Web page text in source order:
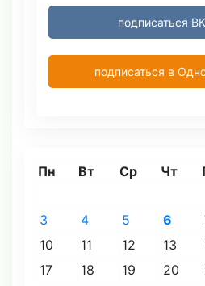
подписаться
подписаться в
Пн Вт Ср Чт
3
4 5 6
10
11 12 13
17
18 19 20